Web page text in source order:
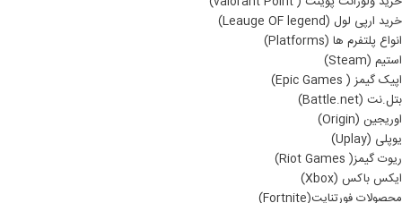
خرید ارپی لول (Leauge OF legend)
انواع پلتفرم ها (Platforms)
استیم (Steam)
اپیک گیمز ( Epic Games)
بتل.نت (Battle.net)
اوریجین (Origin)
یوپلی (Uplay)
ریوت گیمز( Riot Games)
ایکس باکس (Xbox)
محصولات فورتنایت(Fortnite)